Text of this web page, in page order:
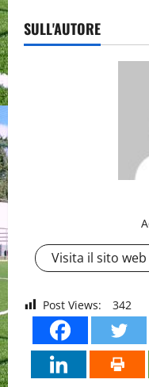
SULL'AUTORE
Visita il sito web
Post Views: 342